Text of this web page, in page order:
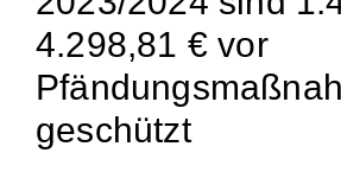
4.298,81 € vor
geschützt